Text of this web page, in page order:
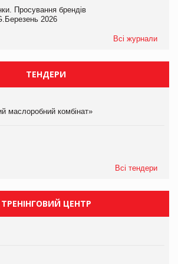
Просування брендів
2026
Всі журнали
ТЕНДЕРИ
маслоробний комбінат»
Всі тендери
ТРЕНІНГОВИЙ ЦЕНТР